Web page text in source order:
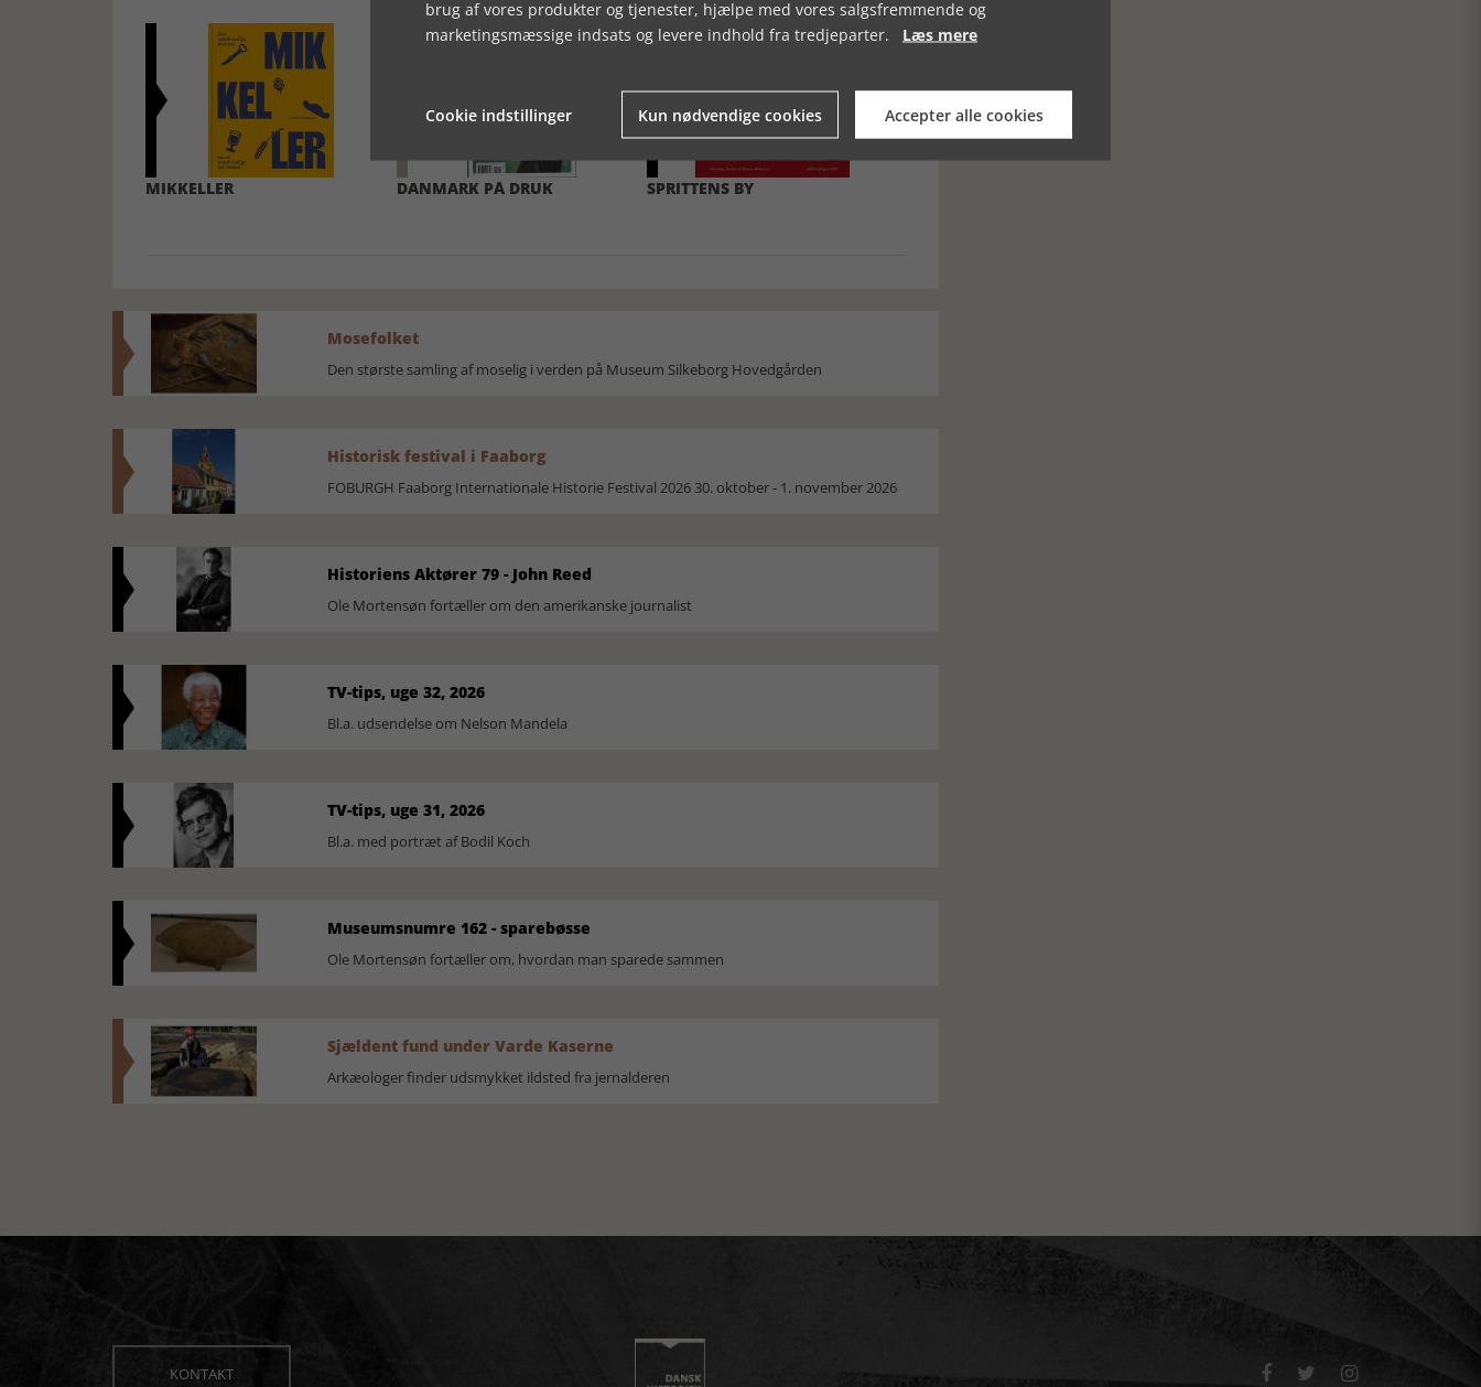
MIKKELLER DANMARK PÅ DRUK SPRITTENS BY
Mosefolket
Den største samling af moselig i verden på Museum Silkeborg Hovedgården
Historisk festival i Faaborg
FOBURGH Faaborg Internationale Historie Festival 2026 30. oktober - 1. november 2026
Historiens Aktører 79 - John Reed
Ole Mortensøn fortæller om den amerikanske journalist
TV-tips, uge 32, 2026
Bl.a. udsendelse om Nelson Mandela
TV-tips, uge 31, 2026
Bl.a. med portræt af Bodil Koch
Museumsnumre 162 - sparebøsse
Ole Mortensøn fortæller om, hvordan man sparede sammen
Sjældent fund under Varde Kaserne
Arkæologer finder udsmykket ildsted fra jernalderen
KONTAKT   
brug af vores produkter og tjenester, hjælpe med vores salgsfremmende og
marketingsmæssige indsats og levere indhold fra tredjeparter. Læs mere
Cookie indstillinger Kun nødvendige cookies Accepter alle cookies